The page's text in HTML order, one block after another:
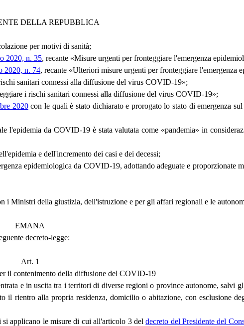
DELLA REPUBBLICA
per motivi di sanità;
2020, n. 35, recante «Misure urgenti per fronteggiare l'emergenza
2020, n. 74, recante «Ulteriori misure urgenti per fronteggiare l'emergenza
sanitari connessi alla diffusione del virus COVID-19»;
i rischi sanitari connessi alla diffusione del virus COVID-19»;
2020con le quali è stato dichiarato e prorogato lo stato di emergenza
l'epidemia da COVID-19 è stata valutata come «pandemia» in
e dell'incremento dei casi e dei decessi;
epidemiologica da COVID-19, adottando adeguate e proporzionate
i Ministri della giustizia, dell'istruzione e per gli affari regionali e le
EMANA
decreto-legge:
Art. 1
il contenimento della diffusione del COVID-19
e in uscita tra i territori di diverse regioni o province autonome, salvi
rientro alla propria residenza, domicilio o abitazione, con esclusione
si applicano le misure di cui all'articolo 3 deldecreto del Presidente del